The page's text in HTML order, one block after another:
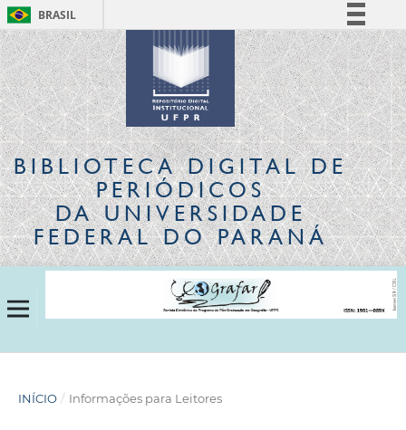
BRASIL
Simplifique!
Comunica BR
Participe
Acesso à informação
Legislação
Canais
BIBLIOTECA DIGITALDE
PERIÓDICOS
DA UNIVERSIDADE
FEDERAL DO PARANÁ
INÍCIO / Informações para Leitores